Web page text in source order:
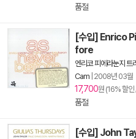
품절
[수입] Enrico
fore
엔리코 피에라눈지
Cam 2008년 03월
17,700원 (16% 할
품절
[수입] John